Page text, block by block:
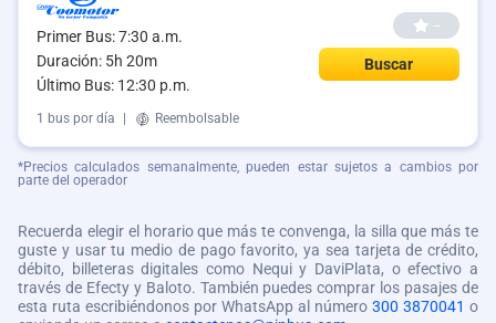
Primer Bus: 7:30 a.m.
Duración: 5h 20m
Último Bus: 12:30 p.m.
--
Buscar
1 bus por día Reembolsable
*Precios calculados semanalmente, pueden estar sujetos a cambios por
parte del operador
Recuerda elegir el horario que más te convenga, la silla que más te
guste y usar tu medio de pago favorito, ya sea tarjeta de crédito,
débito, billeteras digitales como Nequi y DaviPlata, o efectivo a
través de Efecty y Baloto. También puedes comprar los pasajes de
esta ruta escribiéndonos por WhatsApp al número 300 3870041 o